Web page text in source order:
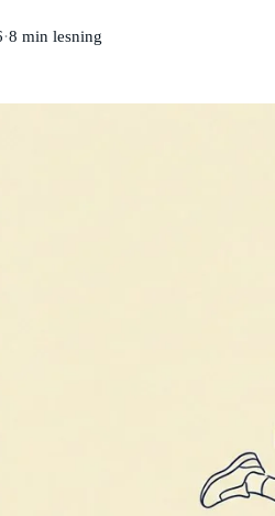
·8 min lesning